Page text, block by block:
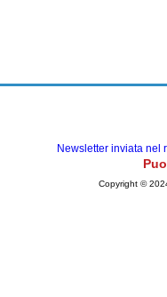
Newsletter inviata nel
Copyright ©